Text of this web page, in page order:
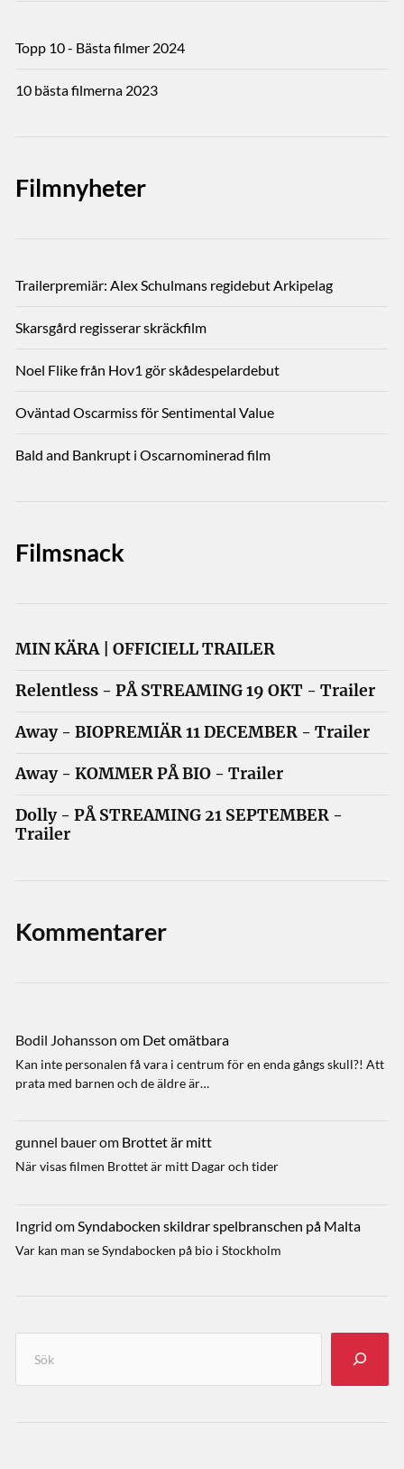
Topp 10 - Bästa filmer 2024
10 bästa filmerna 2023
Filmnyheter
Trailerpremiär: Alex Schulmans regidebut Arkipelag
Skarsgård regisserar skräckfilm
Noel Flike från Hov1 gör skådespelardebut
Oväntad Oscarmiss för Sentimental Value
Bald and Bankrupt i Oscarnominerad film
Filmsnack
MIN KÄRA | OFFICIELL TRAILER
Relentless - PÅ STREAMING 19 OKT - Trailer
Away - BIOPREMIÄR 11 DECEMBER - Trailer
Away - KOMMER PÅ BIO - Trailer
Dolly - PÅ STREAMING 21 SEPTEMBER -
Trailer
Kommentarer
Bodil Johansson om Det omätbara
Kan inte personalen få vara i centrum för en enda gångs skull?! Att
prata med barnen och de äldre är…
gunnel bauerom Brottet är mitt
När visas filmen Brottet är mitt Dagar och tider
Ingrid omSyndabocken skildrar spelbranschen på Malta
Var kan man se Syndabocken på bio i Stockholm